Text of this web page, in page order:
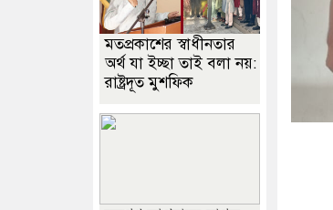
মতপ্রকাশের স্বাধীনতার
অর্থ যা ইচ্ছা তাই বলা নয়:
রাষ্ট্রদূত মুশফিক